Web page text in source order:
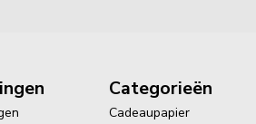
Categorieën
Cadeaupapier